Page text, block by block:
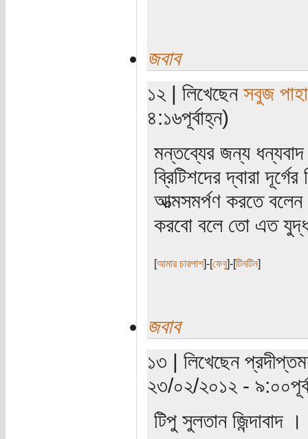
জবাব
১২ | লিখেছেন সবুজ
৪:১৬পূর্বাহ্ন)
মন্তব্যের জন্য
ব্রিটিশদের দ্বারা
আত্মসমর্পণ করতে
করবো বলে তো এত
আমার চারপাশ]-[ ফেবু]-[ টিনটিন]
জবাব
১৩ | লিখেছেন
২৩/০২/২০১২ -
টিপু সুলতান জিন্দাবাদ ।